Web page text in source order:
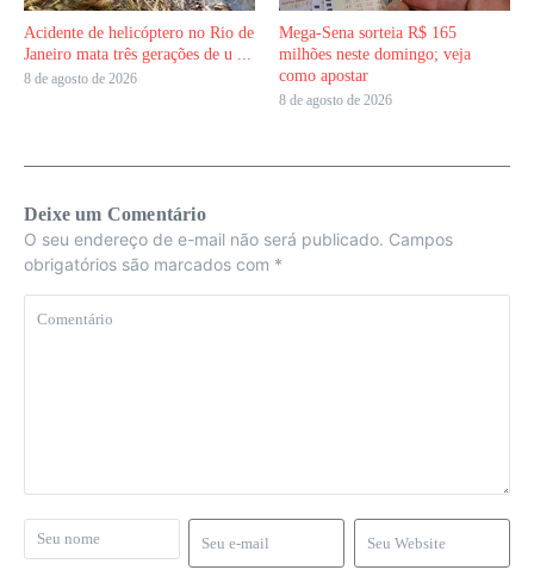
Acidente de helicóptero no Rio de
Janeiro mata três gerações de u ...
8 de agosto de 2026
Mega-Sena sorteia R$ 165
milhões neste domingo; veja
como apostar
8 de agosto de 2026
Deixe um Comentário
O seu endereço de e-mail não será publicado. Campos
obrigatórios são marcados com *